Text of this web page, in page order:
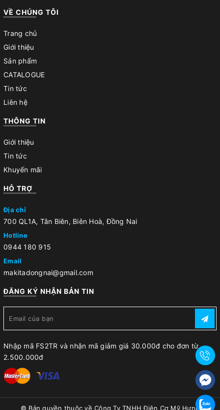
VỀ CHÚNG TÔI
Trang chủ
Giới thiệu
Sản phẩm
CATALOGUE
Tin tức
Liên hệ
THÔNG TIN
Giới thiệu
Tin tức
Khuyến mãi
HỖ TRỢ
Địa chỉ
700 QL1A, Tân Biên, Biên Hoà, Đồng Nai
Hotline
0944 180 915
Email
makitadongnai@gmail.com
ĐĂNG KÝ NHẬN BẢN TIN
Nhập mã FS2TR và nhận mã giảm giá 30.000đ cho đơn từ
2.500.000đ
© Bản quyền thuộc vềCông Ty TNHH Điện Cơ Mỹ Hưng